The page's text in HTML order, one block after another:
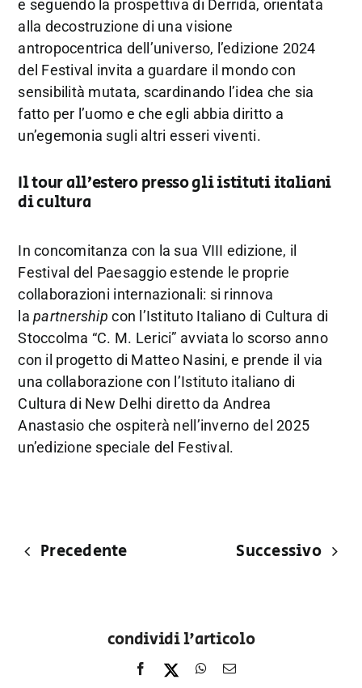
e seguendo la prospettiva di Derrida, orientata
alla decostruzione di una visione
antropocentrica dell’universo, l’edizione 2024
del Festival invita a guardare il mondo con
sensibilità mutata, scardinando l’idea che sia
fatto per l’uomo e che egli abbia diritto a
un’egemonia sugli altri esseri viventi.
Il tour all’estero presso gli istituti italiani
di cultura
In concomitanza con la sua VIII edizione, il
Festival del Paesaggio estende le proprie
collaborazioni internazionali: si rinnova
lapartnership con l’Istituto Italiano di Cultura di
Stoccolma “C. M. Lerici” avviata lo scorso anno
con il progetto di Matteo Nasini, e prende il via
una collaborazione con l’Istituto italiano di
Cultura di New Delhi diretto da Andrea
Anastasio che ospiterà nell’inverno del 2025
un’edizione speciale del Festival.
Precedente Successivo
condividi l'articolo